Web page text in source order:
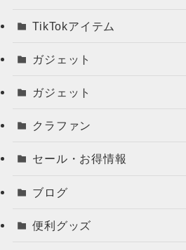
TikTokアイテム
ガジェット
ガジェット
クラファン
セール・お得情報
ブログ
便利グッズ